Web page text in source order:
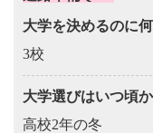
大学を決めるのに
3校
大学選びはいつ頃
高校2年の冬